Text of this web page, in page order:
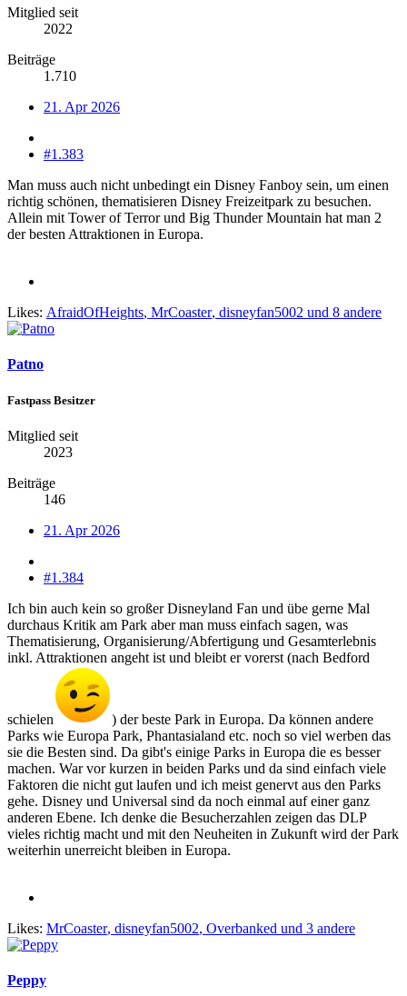
Mitglied seit
2022
Beiträge
1.710
21. Apr 2026
#1.383
Man muss auch nicht unbedingt ein Disney Fanboy sein, um einen
richtig schönen, thematisieren Disney Freizeitpark zu besuchen.
Allein mit Tower of Terror und Big Thunder Mountain hat man 2
der besten Attraktionen in Europa.
Likes: AfraidOfHeights, MrCoaster, disneyfan5002 und 8 andere
Patno
Fastpass Besitzer
Mitglied seit
2023
Beiträge
146
21. Apr 2026
#1.384
Ich bin auch kein so großer Disneyland Fan und übe gerne Mal
durchaus Kritik am Park aber man muss einfach sagen, was
Thematisierung, Organisierung/Abfertigung und Gesamterlebnis
inkl. Attraktionen angeht ist und bleibt er vorerst (nach Bedford
schielen
) der beste Park in Europa. Da können andere
Parks wie Europa Park, Phantasialand etc. noch so viel werben das
sie die Besten sind. Da gibt's einige Parks in Europa die es besser
machen. War vor kurzen in beiden Parks und da sind einfach viele
Faktoren die nicht gut laufen und ich meist genervt aus den Parks
gehe. Disney und Universal sind da noch einmal auf einer ganz
anderen Ebene. Ich denke die Besucherzahlen zeigen das DLP
vieles richtig macht und mit den Neuheiten in Zukunft wird der Park
weiterhin unerreicht bleiben in Europa.
Likes: MrCoaster, disneyfan5002, Overbanked und 3 andere
Peppy